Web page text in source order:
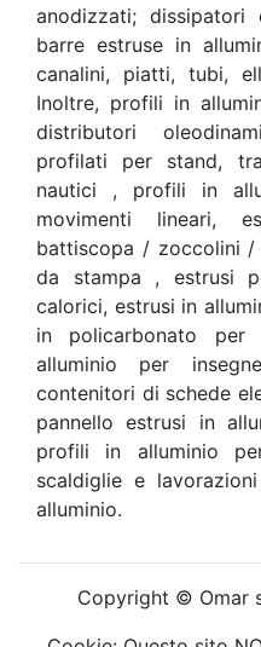
anodizzati;
barre estruse in
canalini, piatti, tubi,
Inoltre, profili in
distributori
profilati per stand,
nautici , profili in
movimenti lineari,
battiscopa / zoccolini /
da stampa , estrusi
calorici, estrusi in
in policarbonato
alluminio per
contenitori di schede
pannello estrusi in
profili in alluminio
scaldiglie e
alluminio.
Copyright © Omar